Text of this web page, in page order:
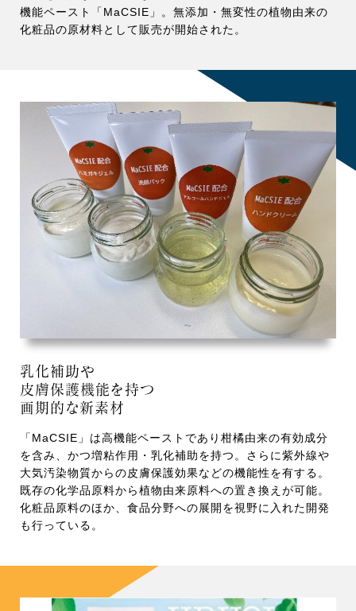
機能ペースト「MaCSIE」。無添加・無変性の植物由来の
化粧品の原材料として販売が開始された。
乳化補助や
皮膚保護機能を持つ
画期的な新素材
「MaCSIE」は高機能ペーストであり柑橘由来の有効成分
を含み、かつ増粘作用・乳化補助を持つ。さらに紫外線や
大気汚染物質からの皮膚保護効果などの機能性を有する。
既存の化学品原料から植物由来原料への置き換えが可能。
化粧品原料のほか、食品分野への展開を視野に入れた開発
も行っている。